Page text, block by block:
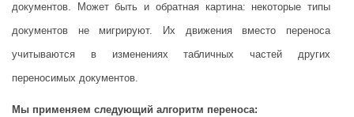
документов. Может быть и обратная картина: некоторые типы
документов не мигрируют. Их движения вместо переноса
учитываются в изменениях табличных частей других
переносимых документов.
Мы применяем следующий алгоритм переноса: